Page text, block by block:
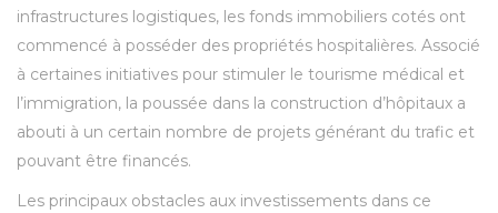
infrastructures logistiques, les fonds immobiliers cotés ont
commencé à posséder des propriétés hospitalières. Associé
à certaines initiatives pour stimuler le tourisme médical et
l’immigration, la poussée dans la construction d’hôpitaux a
abouti à un certain nombre de projets générant du trafic et
pouvant être financés.
Les principaux obstacles aux investissements dans ce